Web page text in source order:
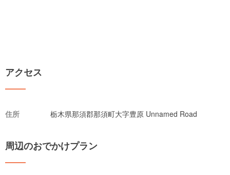
アクセス
住所 栃木県那須郡那須町大字豊原 Unnamed Road
周辺のおでかけプラン